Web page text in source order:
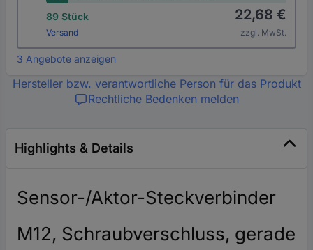
89 Stück
Versand
22,68 €
zzgl. MwSt.
3 Angebote anzeigen
Hersteller bzw. verantwortliche Person für das Produkt
Rechtliche Bedenken melden
Highlights & Details
Sensor-/Aktor-Steckverbinder
M12, Schraubverschluss, gerade